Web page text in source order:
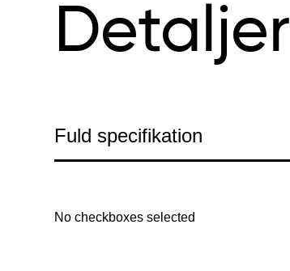
Detaljer
Fuld specifikation
No checkboxes selected